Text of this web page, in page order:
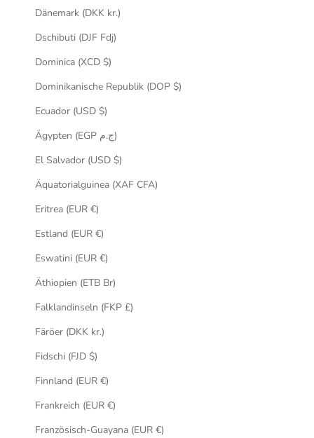
Dänemark (DKK kr.)
Dschibuti (DJF Fdj)
Dominica (XCD $)
Dominikanische Republik (DOP $)
Ecuador (USD $)
Ägypten (EGP ج.م)
El Salvador (USD $)
Äquatorialguinea (XAF CFA)
Eritrea (EUR €)
Estland (EUR €)
Eswatini (EUR €)
Äthiopien (ETB Br)
Falklandinseln (FKP £)
Färöer (DKK kr.)
Fidschi (FJD $)
Finnland (EUR €)
Frankreich (EUR €)
Französisch-Guayana (EUR €)